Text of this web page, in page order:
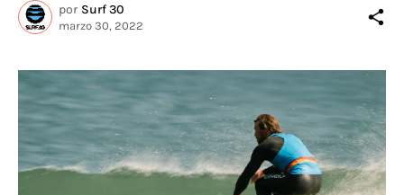
por Surf 30
marzo 30, 2022